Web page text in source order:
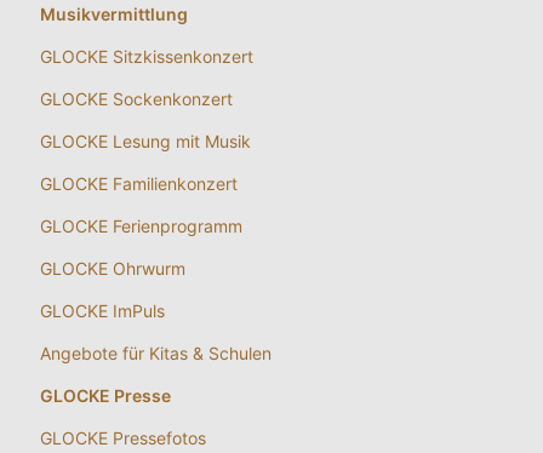
Musikvermittlung
GLOCKE Sitzkissenkonzert
GLOCKE Sockenkonzert
GLOCKE Lesung mit Musik
GLOCKE Familienkonzert
GLOCKE Ferienprogramm
GLOCKE Ohrwurm
GLOCKE ImPuls
Angebote für Kitas & Schulen
GLOCKE Presse
GLOCKE Pressefotos